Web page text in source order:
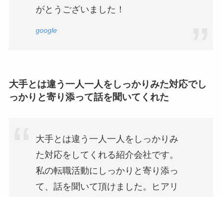
がとうございました！
google
大手とは違う一人一人をしっかりみた対応でし
っかりと寄り添って話を聞いてくれた
大手とは違う一人一人をしっかりみ
た対応をしてくれる紹介会社です。
私の転職活動にしっかりと寄り添っ
て、話を聞いて頂けました。ヒアリ